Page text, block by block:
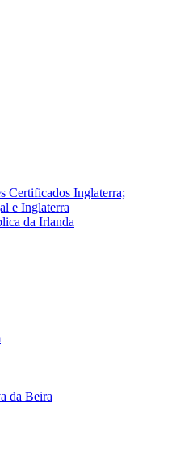
Certificados Inglaterra;
e Inglaterra
da Irlanda
da Beira